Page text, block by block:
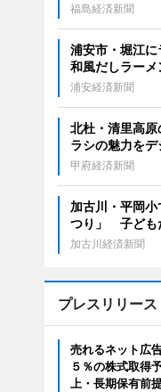
福島経済新聞
浦安市・堀江に
和風だしラー
浦安経済新聞
北杜・清里高
ラシの魅力をデ
甲府経済新聞
加古川・平岡
つり」 子ども
加古川経済新聞
プレスリリース
売れるネット広
５％の株式取得
上・長期保有